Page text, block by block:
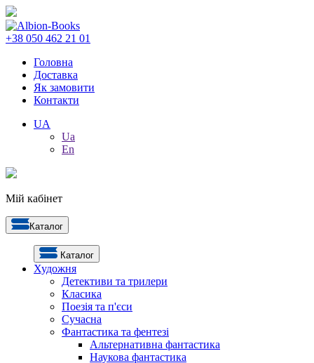
+38 050 462 21 01
Головна
Доставка
Як замовити
Контакти
UA
Ua
En
Мій кабінет
Каталог
Каталог
Художня
Детективи та трилери
Класика
Поезія та п'єси
Сучасна
Фантастика та фентезі
Альтернативна фантастика
Наукова фантастика